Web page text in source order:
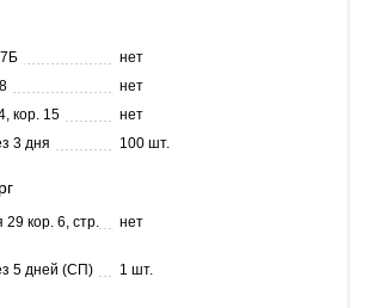
нет
нет
кор. 15
нет
3 дня
100 шт.
29 кор. 6, стр.
нет
5 дней (СП) 1 шт.